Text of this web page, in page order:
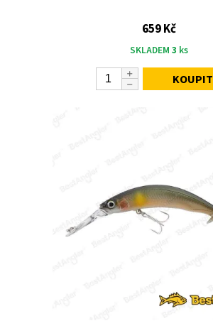
659 Kč
SKLADEM 3 ks
KOUPIT